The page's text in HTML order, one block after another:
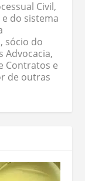
Civil,
do sistema
sócio do
Advocacia,
Contratos e
de outras